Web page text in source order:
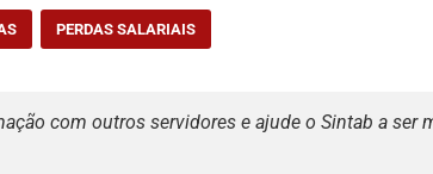
PERDAS SALARIAIS
com outros servidores e ajude o Sintab a ser